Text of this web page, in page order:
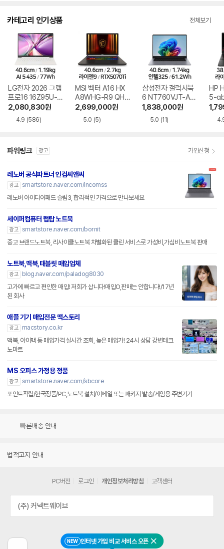
NEW 인터넷 가입 비교 서비스 오픈 닫기
카테고리 인기상품 전체보기
LG전자 2026 그램
프로16 16Z95U-G
S5WK
2,080,830원
4.9 (586)
MSI 벡터 A16 HX
A8WHG-R9 QHD
+
2,699,000원
5.0 (5)
삼성전자 갤럭시북
6 NT760VJT-A51
A
1,838,000원
5.0 (11)
HP
5-
파워링크 광고 가입신청
레노버 공식파트너 인컴씨앤씨
광고 smartstore.naver.com/incomss
레노버 아이디어패드 슬림3, 합리적인 가격으로 만나보세요
세이퍼컴퓨터 랩탑 노트북
광고 smartstore.naver.com/bornit
중고 브랜드노트북, 리사이클노트북 차별화된 클린 서비스로 가성비,가심비노트북 판매
노트북,맥북,태블릿 매입업체
광고
blog.naver.com/paladog8030
고가에 빠르고 편안한 매입! 저희가 삽니다!매입O,판매는 안합니다!/17년
된 회사
애플 기기 매입전문 맥스토리
광고
macstory.co.kr
맥북, 아이맥 등 매입가격 실시간 조회, 높은 매입가! 24시 상담 강변테크
노마트
MS 오피스 가정용 정품
광고 smartstore.naver.com/sbcore
포인트적립/한국정품/PC,노트북 설치/이메일 또는 패키지 발송/게임용 주변기기
빠른배송 안내
법적고지 안내
PC버전 로그인 개인정보처리방침 고객센터
(주) 커넥트웨이브